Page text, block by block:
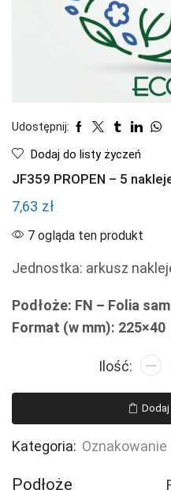
Udostępnij:
Dodaj do listy życzeń
JF359 PROPEN – 5
7,63 zł
7 ogląda ten produkt
Jednostka: arkusz
Podłoże: FN – Folia
Format (w mm): 225×40
ilość
-
5
Kategoria:
Podłoże